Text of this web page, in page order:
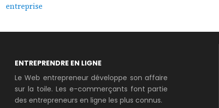
entreprise
ENTREPRENDRE EN LIGNE
Le Web entrepreneur développe son affaire
sur la toile. Les e-commerçants font partie
des entrepreneurs en ligne les plus connus.